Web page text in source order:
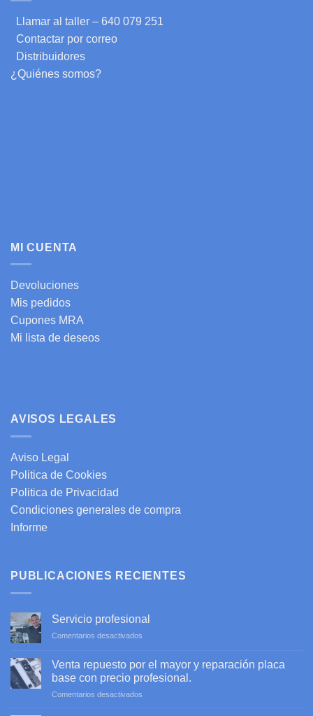
Llamar al taller – 640 079 251
Contactar por correo
Distribuidores
¿Quiénes somos?
MI CUENTA
Devoluciones
Mis pedidos
Cupones MRA
Mi lista de deseos
AVISOS LEGALES
Aviso Legal
Politica de Cookies
Politica de Privacidad
Condiciones generales de compra
Informe
PUBLICACIONES RECIENTES
Servicio profesional
Comentarios desactivados
profesional
Venta repuesto por el mayor y reparación placa
base con precio profesional.
Comentarios desactivados